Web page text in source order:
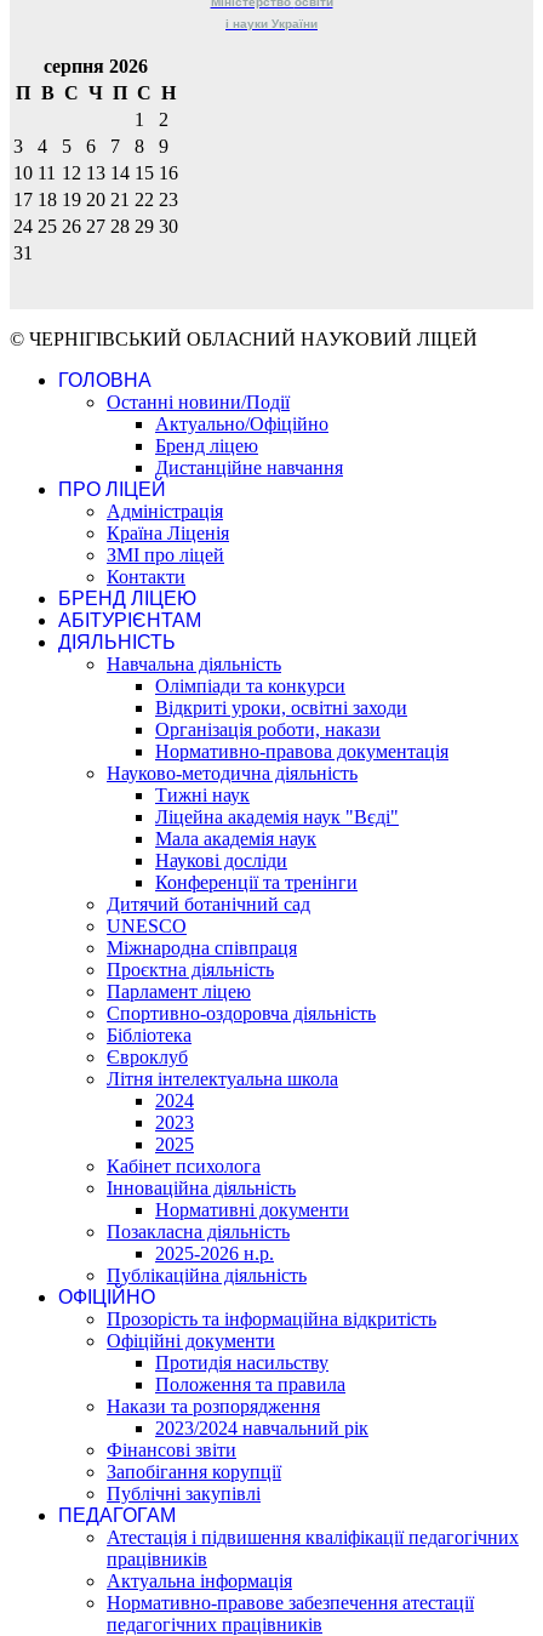
і науки України
серпня 2026
П В С Ч П С Н
1
2
3
4 5 6 7 8
9
10 11 12 13 14 15 16
17 18 19 20 21 22 23
24 25 26 27 28 29 30
31
© ЧЕРНІГІВСЬКИЙ ОБЛАСНИЙ НАУКОВИЙ ЛІЦЕЙ
ГОЛОВНА
Останні новини/Події
Актуально/Офіційно
Бренд ліцею
Дистанційне навчання
ПРО ЛІЦЕЙ
Адміністрація
Країна Ліценія
ЗМІ про ліцей
Контакти
БРЕНД ЛІЦЕЮ
АБІТУРІЄНТАМ
ДІЯЛЬНІСТЬ
Навчальна діяльність
Олімпіади та конкурси
Відкриті уроки, освітні заходи
Організація роботи, накази
Нормативно-правова документація
Науково-методична діяльність
Тижні наук
Ліцейна академія наук "Вєді"
Мала академія наук
Наукові досліди
Конференції та тренінги
Дитячий ботанічний сад
UNESCO
Міжнародна співпраця
Проєктна діяльність
Парламент ліцею
Спортивно-оздоровча діяльність
Бібліотека
Євроклуб
Літня інтелектуальна школа
2024
2023
2025
Кабінет психолога
Інноваційна діяльність
Нормативні документи
Позакласна діяльність
2025-2026 н.р.
Публікаційна діяльність
ОФІЦІЙНО
Прозорість та інформаційна відкритість
Офіційні документи
Протидія насильству
Положення та правила
Накази та розпорядження
2023/2024 навчальний рік
Фінансові звіти
Запобігання корупції
Публічні закупівлі
ПЕДАГОГАМ
Атестація і підвишення кваліфікації педагогічних
працівників
Актуальна інформація
Нормативно-правове забезпечення атестації
педагогічних працівників